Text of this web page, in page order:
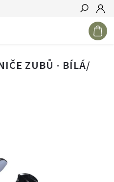
Hledat
ZUBŮ - BÍLÁ/